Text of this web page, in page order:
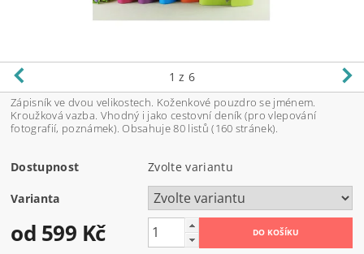
1 z 6
Zápisník ve dvou velikostech. Koženkové pouzdro se jménem.
Kroužková vazba. Vhodný i jako cestovní deník (pro vlepování
fotografií, poznámek). Obsahuje 80 listů (160 stránek).
Dostupnost Zvolte variantu
Varianta
od 599 Kč